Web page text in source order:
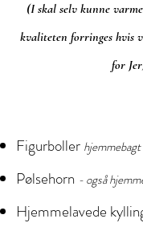
(I skal selv kunne
kvaliteten forringes hvis
for
Figurboller
Pølsehorn - også
Hjemmelavede